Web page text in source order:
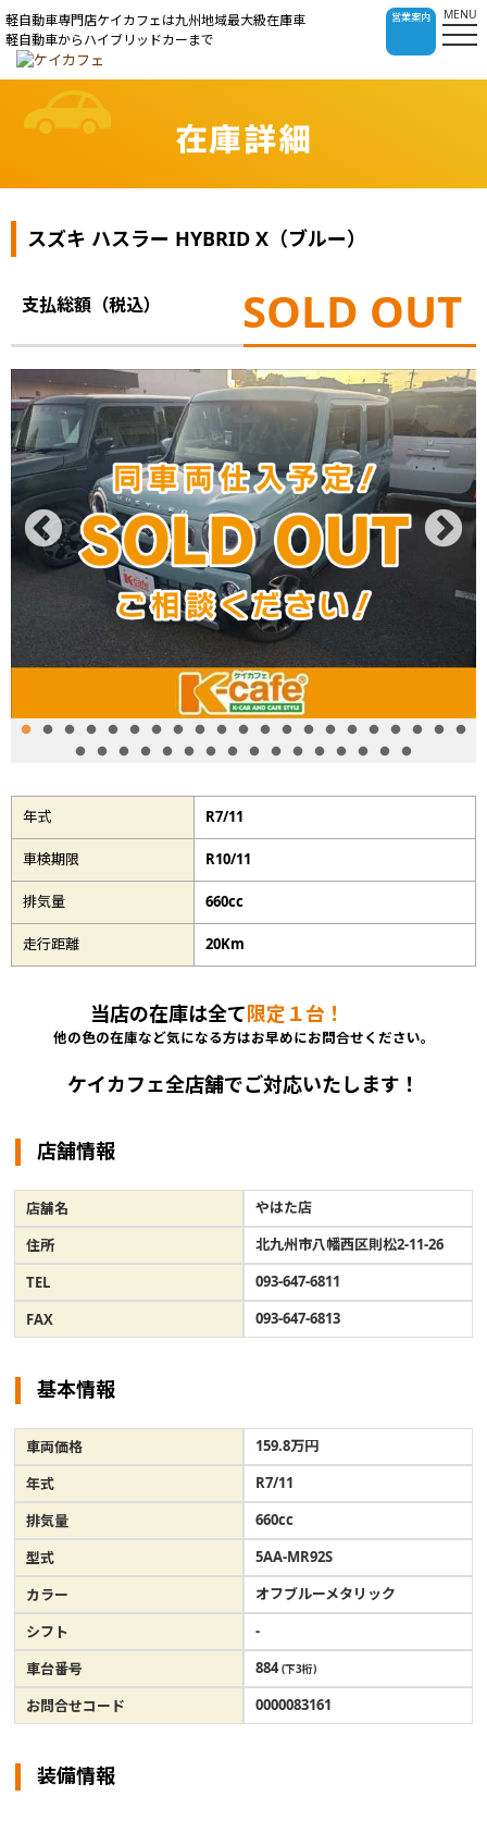
軽自動車専門店ケイカフェは九州地域最大級在庫車
軽自動車からハイブリッドカーまで
営業案内 MENU
在庫詳細
スズキ ハスラー HYBRID X（ブルー）
支払総額（税込） SOLD OUT
年式 R7/11
車検期限 R10/11
排気量 660cc
走行距離 20Km
当店の在庫は全て限定１台！
他の色の在庫など気になる方はお早めにお問合せください。
ケイカフェ全店舗でご対応いたします！
店舗情報
店舗名
やはた店
住所
北九州市八幡西区則松2-11-26
TEL
093-647-6811
FAX
093-647-6813
基本情報
車両価格
159.8万円
年式
R7/11
排気量
660cc
型式
5AA-MR92S
カラー
オフブルーメタリック
シフト
-
車台番号
884(下3桁)
お問合せコード 0000083161
装備情報